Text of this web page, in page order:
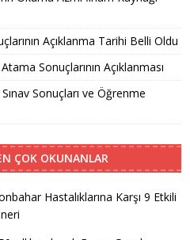
Açıklanma Tarihi Belli Oldu
Sonuçlarının Açıklanması
Sonuçları ve Öğrenme
ÇOK OKUNANLAR
Hastalıklarına Karşı 9 Etkili